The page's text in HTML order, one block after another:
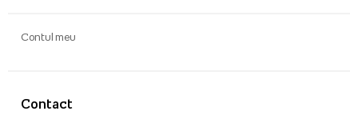
Contact
Contul meu